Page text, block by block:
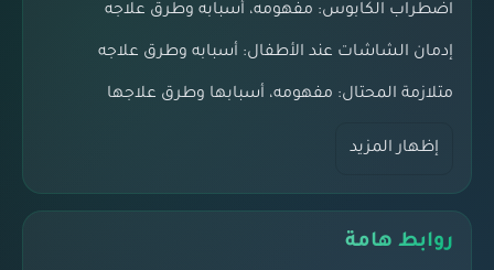
اضطراب الكابوس: مفهومه، أسبابه وطرق علاجه
إدمان الشاشات عند الأطفال: أسبابه وطرق علاجه
متلازمة المحتال: مفهومه، أسبابها وطرق علاجها
إظهار المزيد
روابط هامة